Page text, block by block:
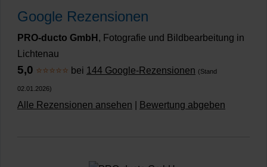
Google Rezensionen
PRO-ducto GmbH , Fotografie und Bildbearbeitung in
Lichtenau
5,0 ⭐⭐⭐⭐⭐ bei 144 Google-Rezensionen (Stand
02.01.2026)
Alle Rezensionen ansehen Bewertung abgeben